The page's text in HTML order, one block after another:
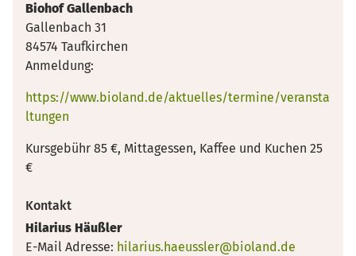
Biohof Gallenbach
Gallenbach 31
84574 Taufkirchen
Anmeldung:
https://www.bioland.de/aktuelles/termine/veransta
ltungen
Kursgebühr 85 €, Mittagessen, Kaffee und Kuchen 25
€
Kontakt
Hilarius Häußler
E-Mail Adresse: hilarius.haeussler@bioland.de